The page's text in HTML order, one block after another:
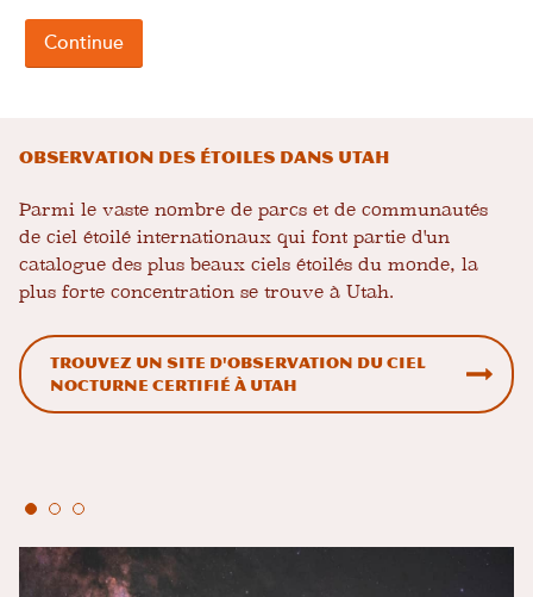
Observation des étoiles dans Utah
Parmi le vaste nombre de parcs et de communautés
de ciel étoilé internationaux qui font partie d'un
catalogue des plus beaux ciels étoilés du monde, la
plus forte concentration se trouve à Utah.
Trouvez un site d'observation du ciel
nocturne certifié à Utah